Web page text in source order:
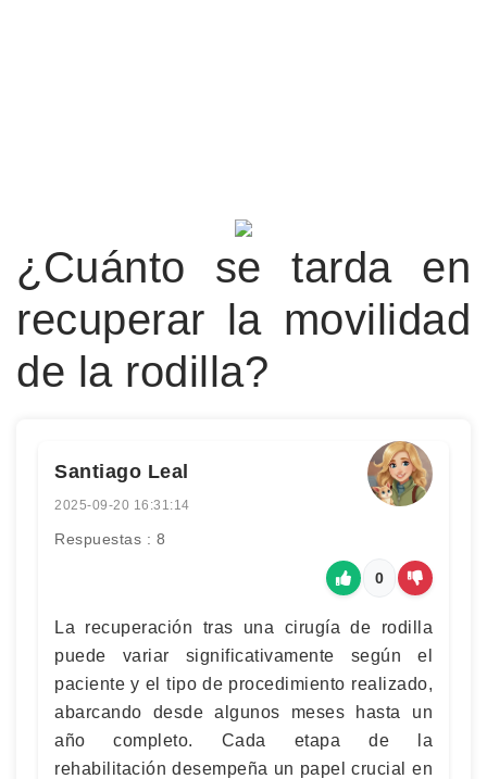
¿Cuánto se tarda en
recuperar la movilidad
de la rodilla?
Santiago Leal
2025-09-20 16:31:14
Respuestas : 8
0
La recuperación tras una cirugía de rodilla
puede variar significativamente según el
paciente y el tipo de procedimiento realizado,
abarcando desde algunos meses hasta un
año completo. Cada etapa de la
rehabilitación desempeña un papel crucial en